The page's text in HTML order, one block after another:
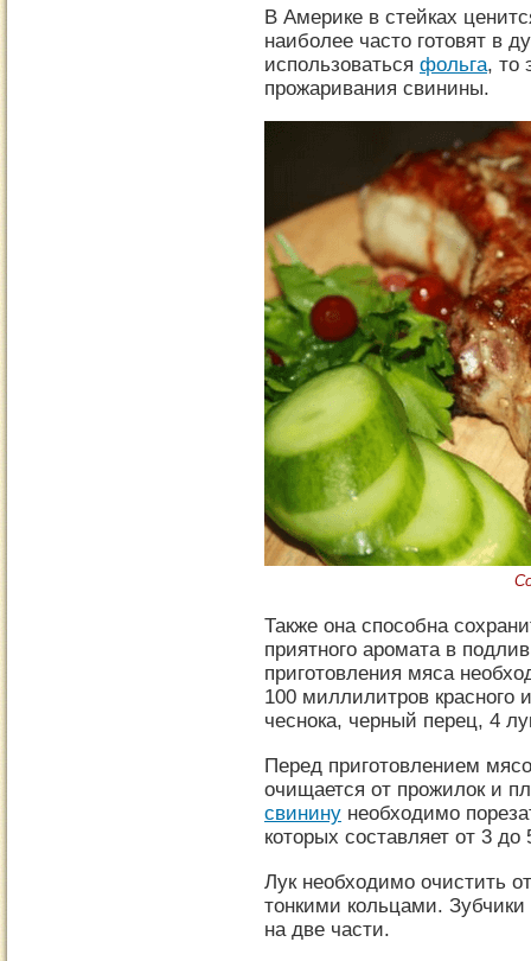
В Америке в стейках
наиболее часто готовят в
использоваться фольга, то
прожаривания свинины.
Также она способна
приятного аромата в
приготовления мяса
100 миллилитров красного
чеснока, черный перец, 4
Перед приготовлением
очищается от прожилок и
свинину необходимо
которых составляет от 3 до
Лук необходимо очистить
тонкими кольцами.
на две части.